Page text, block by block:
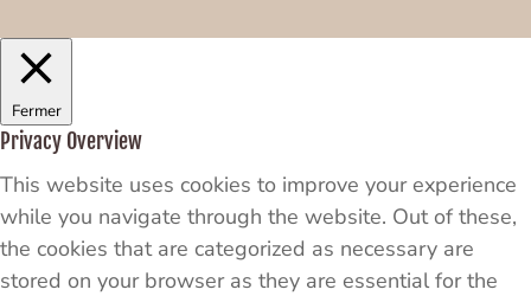
Fermer
Privacy Overview
This website uses cookies to improve your experience
while you navigate through the website. Out of these,
the cookies that are categorized as necessary are
stored on your browser as they are essential for the